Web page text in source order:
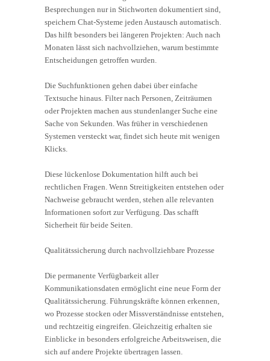
Besprechungen nur in Stichworten dokumentiert sind,
speichern Chat-Systeme jeden Austausch automatisch.
Das hilft besonders bei längeren Projekten: Auch nach
Monaten lässt sich nachvollziehen, warum bestimmte
Entscheidungen getroffen wurden.
Die Suchfunktionen gehen dabei über einfache
Textsuche hinaus. Filter nach Personen, Zeiträumen
oder Projekten machen aus stundenlanger Suche eine
Sache von Sekunden. Was früher in verschiedenen
Systemen versteckt war, findet sich heute mit wenigen
Klicks.
Diese lückenlose Dokumentation hilft auch bei
rechtlichen Fragen. Wenn Streitigkeiten entstehen oder
Nachweise gebraucht werden, stehen alle relevanten
Informationen sofort zur Verfügung. Das schafft
Sicherheit für beide Seiten.
Qualitätssicherung durch nachvollziehbare Prozesse
Die permanente Verfügbarkeit aller
Kommunikationsdaten ermöglicht eine neue Form der
Qualitätssicherung. Führungskräfte können erkennen,
wo Prozesse stocken oder Missverständnisse entstehen,
und rechtzeitig eingreifen. Gleichzeitig erhalten sie
Einblicke in besonders erfolgreiche Arbeitsweisen, die
sich auf andere Projekte übertragen lassen.